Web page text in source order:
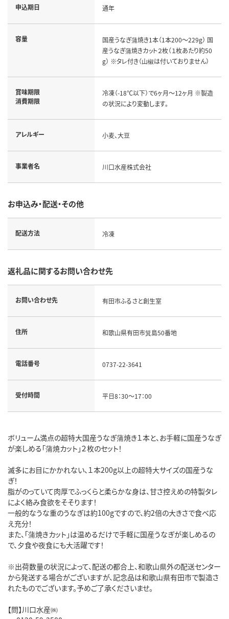
申込期日 通年
容量
国産うなぎ蒲焼き1本（1本200～229g） 国
産うなぎ蒲焼きカット２枚（１枚あたり約50
g） ※タレ付き（山椒は付いておりません）
賞味期限
消費期限
冷凍（-18℃以下）で6ヶ月～12ヶ月 ※製造
の状況により変動します。
アレルギー 小麦、大豆
事業者名 川口水産株式会社
お申込み・配送・その他
配送方法 冷凍
返礼品に関するお問い合わせ先
お問い合わせ先 有田市ふるさと創生室
住所 和歌山県有田市箕島50番地
電話番号 0737-22-3641
受付時間 平日8：30～17：00
ボリューム満点の超特大国産うなぎ蒲焼き１本と、お手軽に国産うなぎ
が楽しめる「蒲焼カット」２枚のセット！
滅多にお目にかかれない、１本200g以上の超特大サイズの国産うな
ぎ！
脂がのっていて肉厚でふっくらと柔らかな身は、甘さ控えめの特製タレ
によく絡み食欲をそそります！
一般的なうな重のうなぎは約100gですので、約2倍の大きさで食べ応
え充分！
また、「蒲焼きカット」は温めるだけで手軽に国産うなぎが楽しめるの
で、夕食や夜食にも大活躍です！
※出荷数量の状況によって、配送の都合上、和歌山県外の配送センター
から発送する場合がございますが、記念品は和歌山県有田市で製造さ
れたものでございます。予めご了承くださいませ。
【問】川口水産㈱